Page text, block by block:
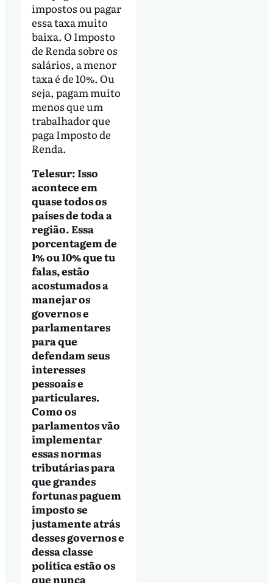
impostos ou pagar
essa taxa muito
baixa. O Imposto
de Renda sobre os
salários, a menor
taxa é de 10%. Ou
seja, pagam muito
menos que um
trabalhador que
paga Imposto de
Renda.
Telesur: Isso
acontece em
quase todos os
países de toda a
região. Essa
porcentagem de
1% ou 10% que tu
falas, estão
acostumados a
manejar os
governos e
parlamentares
para que
defendam seus
interesses
pessoais e
particulares.
Como os
parlamentos vão
implementar
essas normas
tributárias para
que grandes
fortunas paguem
imposto se
justamente atrás
desses governos e
dessa classe
política estão os
que nunca